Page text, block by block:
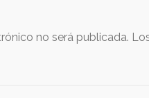
no será publicada.